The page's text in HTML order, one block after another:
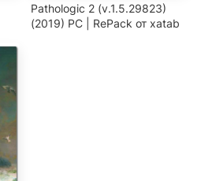
Pathologic 2 (v.1.5.29823)
(2019) PC | RePack от xatab